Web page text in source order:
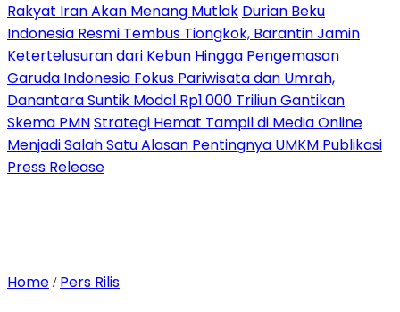
Rakyat Iran Akan Menang Mutlak Durian Beku
Indonesia Resmi Tembus Tiongkok, Barantin Jamin
Ketertelusuran dari Kebun Hingga Pengemasan
Garuda Indonesia Fokus Pariwisata dan Umrah,
Danantara Suntik Modal Rp1.000 Triliun Gantikan
Skema PMNStrategi Hemat Tampil di Media Online
Menjadi Salah Satu Alasan Pentingnya UMKM Publikasi
Press Release
Home / Pers Rilis